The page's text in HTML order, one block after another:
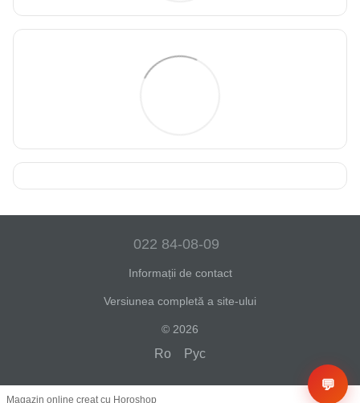
022 84-08-09
Informații de contact
Versiunea completă a site-ului
© 2026
Ro Рус
Magazin online creat cu Horoshop
💬